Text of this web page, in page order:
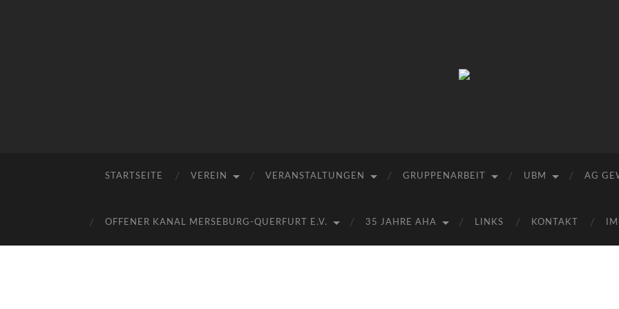
e.V.
STARTSEITE VEREIN VERANSTALTUNGEN GRUPPENARBEIT UBM AG
OFFENER KANAL MERSEBURG-QUERFURT E.V. 35 JAHRE AHA LINKS KONTAKT